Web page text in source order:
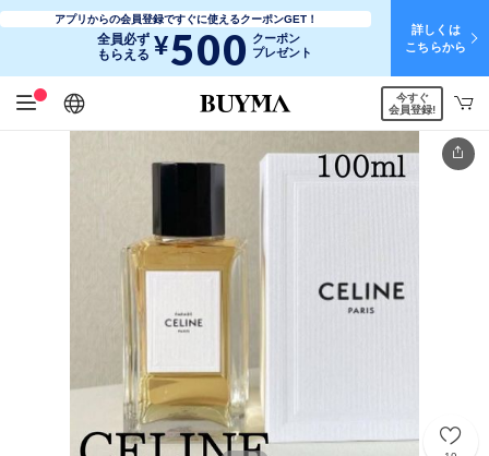
アプリからの会員登録ですぐに使えるクーポンGET！
全員必ず
もらえる ¥500 クーポン
プレゼント
詳しくは
こちらから
日本語
English
简体中文
繁體中文
今すぐ
会員登録!